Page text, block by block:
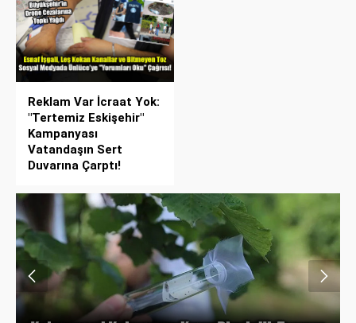
Reklam Var İcraat Yok:
"Tertemiz Eskişehir"
Kampanyası
Vatandaşın Sert
Duvarına Çarptı!